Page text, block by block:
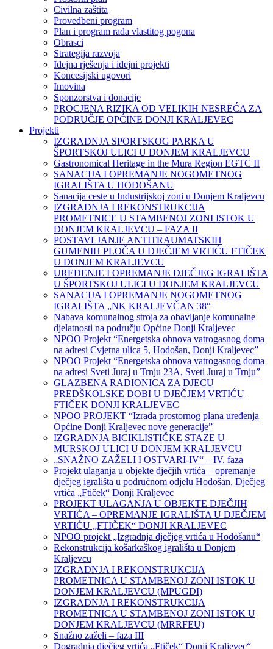
Civilna zaštita
Provedbeni program
Plan i program rada vlastitog pogona
Obrasci
Strategija razvoja
Idejna rješenja i idejni projekti
Koncesijski ugovori
Imovina
Sponzorstva i donacije
PROCJENA RIZIKA OD VELIKIH NESREĆA ZA
PODRUČJE OPĆINE DONJI KRALJEVEC
Projekti
IZGRADNJA SPORTSKOG PARKA U
ŠPORTSKOJ ULICI U DONJEM KRALJEVCU
Gastronomical Heritage in the Mura Region EGTC II
SANACIJA I OPREMANJE NOGOMETNOG
IGRALIŠTA U HODOŠANU
Sanacija ceste u Industrijskoj zoni u Donjem Kraljevcu
IZGRADNJA I REKONSTRUKCIJA
PROMETNICE U STAMBENOJ ZONI ISTOK U
DONJEM KRALJEVCU – FAZA II
POSTAVLJANJE ANTITRAUMATSKIH
GUMENIH PLOČA U DJEČJEM VRTIĆU FTIČEK
U DONJEM KRALJEVCU
UREĐENJE I OPREMANJE DJEČJEG IGRALIŠTA
U ŠPORTSKOJ ULICI U DONJEM KRALJEVCU
SANACIJA I OPREMANJE NOGOMETNOG
IGRALIŠTA „NK KRALJEVČAN 38“
Nabava komunalnog stroja za obavljanje komunalne
djelatnosti na području Općine Donji Kraljevec
NPOO Projekt “Energetska obnova vatrogasnog doma
na adresi Cvjetna ulica 5, Hodošan, Donji Kraljevec”
NPOO Projekt “Energetska obnova vatrogasnog doma
na adresi Sveti Juraj u Trnju 23A, Sveti Juraj u Trnju”
GLAZBENA RADIONICA ZA DJECU
PREDŠKOLSKE DOBI U DJEČJEM VRTIĆU
FTIČEK DONJI KRALJEVEC
NPOO PROJEKT “Izrada prostornog plana uređenja
Općine Donji Kraljevec nove generacije”
IZGRADNJA BICIKLISTIČKE STAZE U
MURSKOJ ULICI U DONJEM KRALJEVCU
„SNAŽNO ZAŽELI I OSTVARI-IV“ – IV. faza
Projekt ulaganja u objekte dječjih vrtića – opremanje
dječjeg igrališta u područnom odjelu Hodošan, Dječjeg
vrtića „Ftiček“ Donji Kraljevec
PROJEKT ULAGANJA U OBJEKTE DJEČJIH
VRTIĆA – OPREMANJE IGRALIŠTA U DJEČJEM
VRTIĆU „FTIČEK“ DONJI KRALJEVEC
NPOO projekt „Izgradnja dječjeg vrtića u Hodošanu“
Rekonstrukcija košarkaškog igrališta u Donjem
Kraljevcu
IZGRADNJA I REKONSTRUKCIJA
PROMETNICA U STAMBENOJ ZONI ISTOK U
DONJEM KRALJEVCU (MPUGDI)
IZGRADNJA I REKONSTRUKCIJA
PROMETNICA U STAMBENOJ ZONI ISTOK U
DONJEM KRALJEVCU (MRRFEU)
Snažno zaželi – faza III
Dogradnja dječjeg vrtića „Ftiček“ Donji Kraljevec“